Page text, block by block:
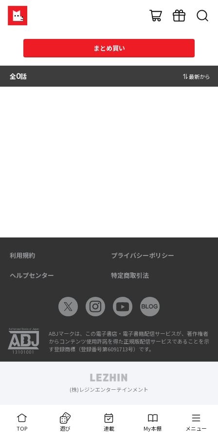
まとめ買い
全0話 最新から
TOP 遊び 連載 My本棚 メニュー
利用規約 プライバシーポリシー
ヘルプセンター 特定商取引法
ABJマークは、この電子書店・電子書籍配信サービスが、著作権者
からコンテンツ使用許諾を得た正規版配信サービスであることを示
す登録商標（登録番号第6091713号）です。
(株)レジンエンターテインメント